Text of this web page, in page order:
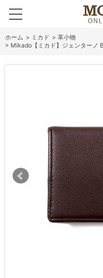
ホーム > ミカド > 革小物
> Mikado【ミカド】ジェンターノ